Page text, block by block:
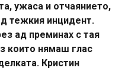
ужаса и отчаянието,
тежкия инцидент.
ад преминах с тая
които нямаш глас
Кристин